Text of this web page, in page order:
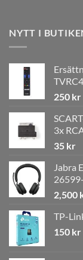
NYTT I
250 kr
3x
35 kr
Jabra
2,500
TP-
150 kr